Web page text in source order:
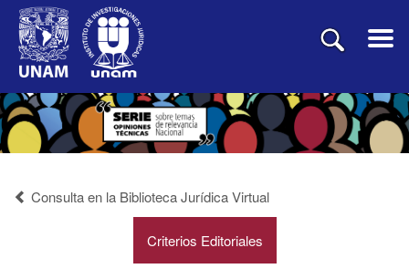
Consulta en la Biblioteca Jurídica Virtual
Criterios Editoriales